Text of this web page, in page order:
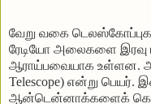
வேறு வகை
ரேடியோ அலைகளை இரவு
ஆராய்பவையாக உள்ளன.
Telescope) என்று பெயர்.
ஆன்டென்னாக்களைக்